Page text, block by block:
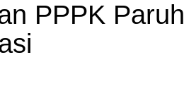
PPPK Paruh